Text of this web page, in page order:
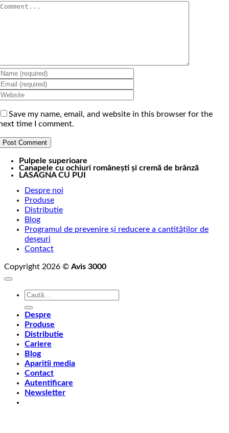
Save my name, email, and website in this browser for the
time I comment.
Pulpele superioare
Canapele cu ochiuri românești și cremă de brânză
LASAGNA CU PUI
Despre noi
Produse
Distributie
Blog
Programul de prevenire și reducere a cantităților de
deșeuri
Contact
Copyright 2026 © Avis 3000
Caută
Despre
Produse
Distributie
Cariere
Blog
Aparitii media
Contact
Autentificare
Newsletter